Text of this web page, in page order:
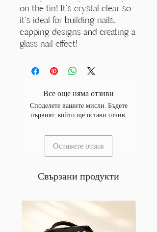
on the tin! It's crystal clear so
it's ideal for building nails,
capping designs and creating a
glass nail effect!
Все още няма отзиви
Споделете вашите мисли. Бъдете
първият, който ще остави отзив.
Оставете отзив
Свързани продукти